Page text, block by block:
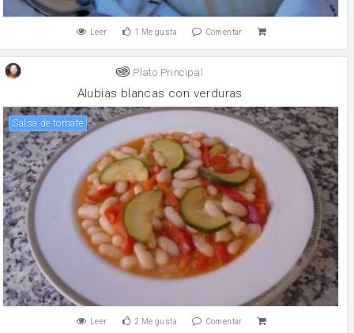
Leer 1 Me gusta Comentar
Plato Principal
Alubias blancas con verduras
salsa de tomate
Leer 2 Me gusta Comentar